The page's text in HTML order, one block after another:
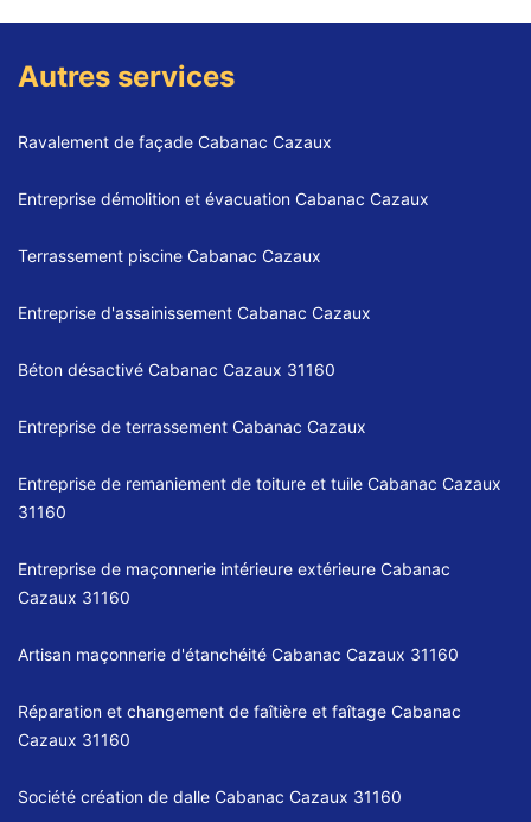
Autres services
Ravalement de façade Cabanac Cazaux
Entreprise démolition et évacuation Cabanac Cazaux
Terrassement piscine Cabanac Cazaux
Entreprise d'assainissement Cabanac Cazaux
Béton désactivé Cabanac Cazaux 31160
Entreprise de terrassement Cabanac Cazaux
Entreprise de remaniement de toiture et tuile Cabanac Cazaux
31160
Entreprise de maçonnerie intérieure extérieure Cabanac
Cazaux 31160
Artisan maçonnerie d'étanchéité Cabanac Cazaux 31160
Réparation et changement de faîtière et faîtage Cabanac
Cazaux 31160
Société création de dalle Cabanac Cazaux 31160